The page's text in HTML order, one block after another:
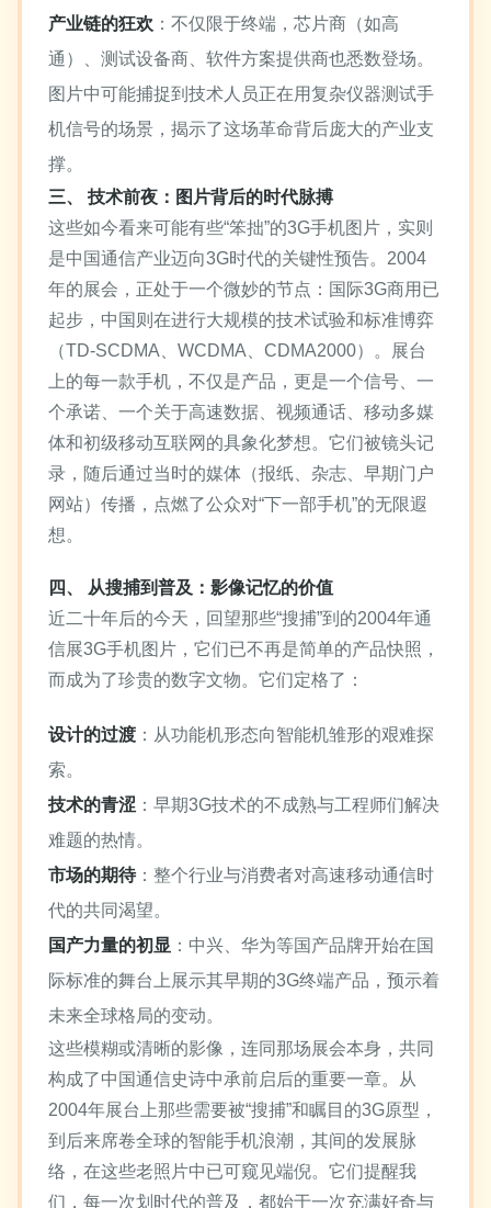
产业链的狂欢 ：不仅限于终端，芯片商（如高
通）、测试设备商、软件方案提供商也悉数登场。
图片中可能捕捉到技术人员正在用复杂仪器测试手
机信号的场景，揭示了这场革命背后庞大的产业支
撑。
三、 技术前夜：图片背后的时代脉搏
这些如今看来可能有些“笨拙”的3G手机图片，实则
是中国通信产业迈向3G时代的关键性预告。2004
年的展会，正处于一个微妙的节点：国际3G商用已
起步，中国则在进行大规模的技术试验和标准博弈
（TD-SCDMA、WCDMA、CDMA2000）。展台
上的每一款手机，不仅是产品，更是一个信号、一
个承诺、一个关于高速数据、视频通话、移动多媒
体和初级移动互联网的具象化梦想。它们被镜头记
录，随后通过当时的媒体（报纸、杂志、早期门户
网站）传播，点燃了公众对“下一部手机”的无限遐
想。
四、 从搜捕到普及：影像记忆的价值
近二十年后的今天，回望那些“搜捕”到的2004年通
信展3G手机图片，它们已不再是简单的产品快照，
而成为了珍贵的数字文物。它们定格了：
设计的过渡 ：从功能机形态向智能机雏形的艰难探
索。
技术的青涩 ：早期3G技术的不成熟与工程师们解决
难题的热情。
市场的期待：整个行业与消费者对高速移动通信时
代的共同渴望。
国产力量的初显 ：中兴、华为等国产品牌开始在国
际标准的舞台上展示其早期的3G终端产品，预示着
未来全球格局的变动。
这些模糊或清晰的影像，连同那场展会本身，共同
构成了中国通信史诗中承前启后的重要一章。从
2004年展台上那些需要被“搜捕”和瞩目的3G原型，
到后来席卷全球的智能手机浪潮，其间的发展脉
络，在这些老照片中已可窥见端倪。它们提醒我
们，每一次划时代的普及，都始于一次充满好奇与